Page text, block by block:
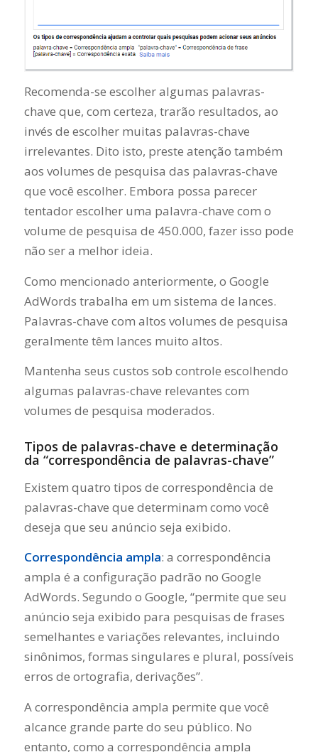
Recomenda-se escolher algumas palavras-
chave que, com certeza, trarão resultados, ao
invés de escolher muitas palavras-chave
irrelevantes. Dito isto, preste atenção também
aos volumes de pesquisa das palavras-chave
que você escolher. Embora possa parecer
tentador escolher uma palavra-chave com o
volume de pesquisa de 450.000, fazer isso pode
não ser a melhor ideia.
Como mencionado anteriormente, o Google
AdWords trabalha em um sistema de lances.
Palavras-chave com altos volumes de pesquisa
geralmente têm lances muito altos.
Mantenha seus custos sob controle escolhendo
algumas palavras-chave relevantes com
volumes de pesquisa moderados.
Tipos de palavras-chave e determinação
da “correspondência de palavras-chave”
Existem quatro tipos de correspondência de
palavras-chave que determinam como você
deseja que seu anúncio seja exibido.
Correspondência ampla: a correspondência
ampla é a configuração padrão no Google
AdWords. Segundo o Google, “permite que seu
anúncio seja exibido para pesquisas de frases
semelhantes e variações relevantes, incluindo
sinônimos, formas singulares e plural, possíveis
erros de ortografia, derivações”.
A correspondência ampla permite que você
alcance grande parte do seu público. No
entanto, como a correspondência ampla